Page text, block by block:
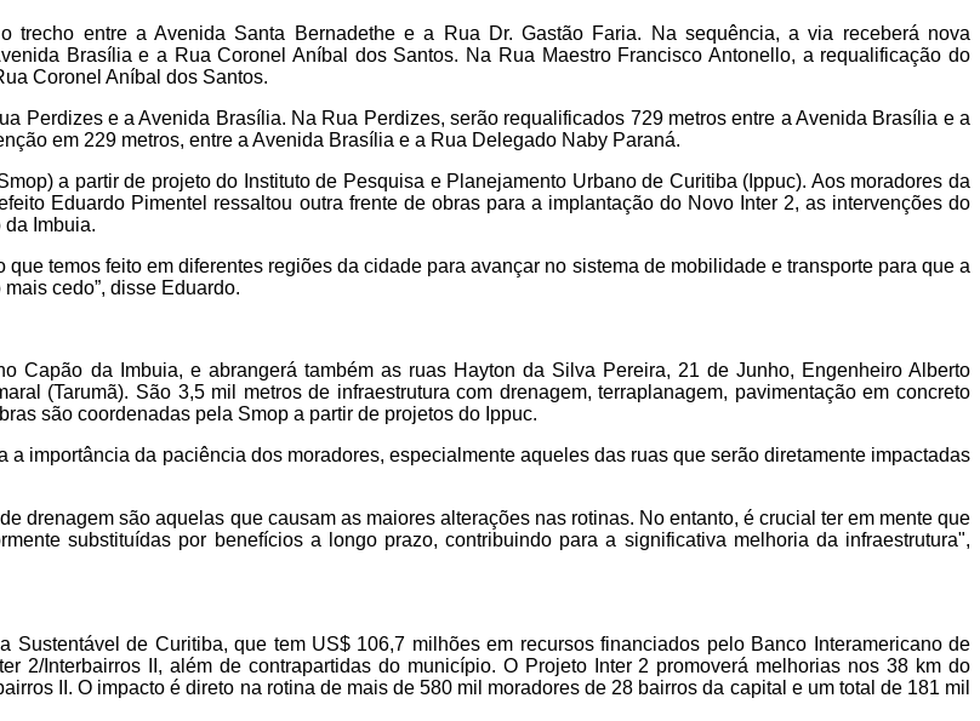
trecho entre a Avenida Santa Bernadethe e a Rua Dr. Gastão Faria. Na sequência, a via receberá nova
Brasília e a Rua Coronel Aníbal dos Santos. Na Rua Maestro Francisco Antonello, a requalificação do
Coronel Aníbal dos Santos.
Perdizes e a Avenida Brasília. Na Rua Perdizes, serão requalificados 729 metros entre a Avenida Brasília e a
em 229 metros, entre a Avenida Brasília e a Rua Delegado Naby Paraná.
a partir de projeto do Instituto de Pesquisa e Planejamento Urbano de Curitiba (Ippuc). Aos moradores da
Eduardo Pimentel ressaltou outra frente de obras para a implantação do Novo Inter 2, as intervenções do
da Imbuia.
temos feito em diferentes regiões da cidade para avançar no sistema de mobilidade e transporte para que a
cedo”, disse Eduardo.
Capão da Imbuia, e abrangerá também as ruas Hayton da Silva Pereira, 21 de Junho, Engenheiro Alberto
(Tarumã). São 3,5 mil metros de infraestrutura com drenagem, terraplanagem, pavimentação em concreto
são coordenadas pela Smop a partir de projetos do Ippuc.
importância da paciência dos moradores, especialmente aqueles das ruas que serão diretamente impactadas
drenagem são aquelas que causam as maiores alterações nas rotinas. No entanto, é crucial ter em mente que
substituídas por benefícios a longo prazo, contribuindo para a significativa melhoria da infraestrutura",
de Curitiba, que tem US$ 106,7 milhões em recursos financiados pelo Banco Interamericano de
2/Interbairros II, além de contrapartidas do município. O Projeto Inter 2 promoverá melhorias nos 38 km do
II. O impacto é direto na rotina de mais de 580 mil moradores de 28 bairros da capital e um total de 181 mil